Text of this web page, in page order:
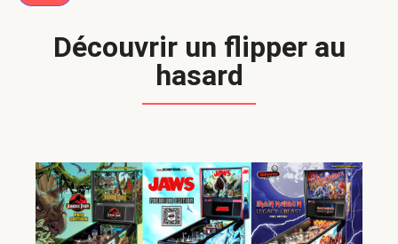
Découvrir un flipper au
hasard